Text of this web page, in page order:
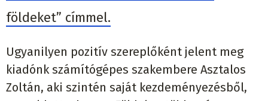
földeket” címmel.
Ugyanilyen pozitív szereplőként jelent meg
kiadónk számítógépes szakembere Asztalos
Zoltán, aki szintén saját kezdeményezésből,